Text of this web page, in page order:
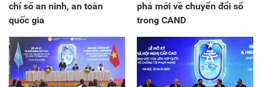
chỉ số an ninh, an toàn
quốc gia
phá mới về chuyển đổi số
trong CAND